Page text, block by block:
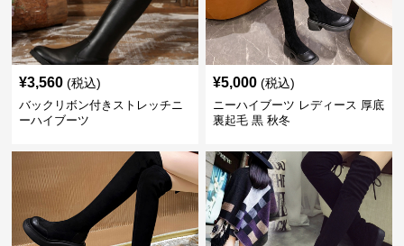
¥3,560 (税込)
バックリボン付きストレッチニ
ーハイブーツ
¥5,000 (税込)
ニーハイブーツ レディース 厚底
裏起毛 黒 秋冬